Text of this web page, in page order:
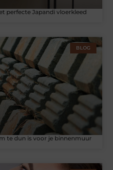
perfecte Japandi vloerkleed
BLOG
te dun is voor je binnenmuur